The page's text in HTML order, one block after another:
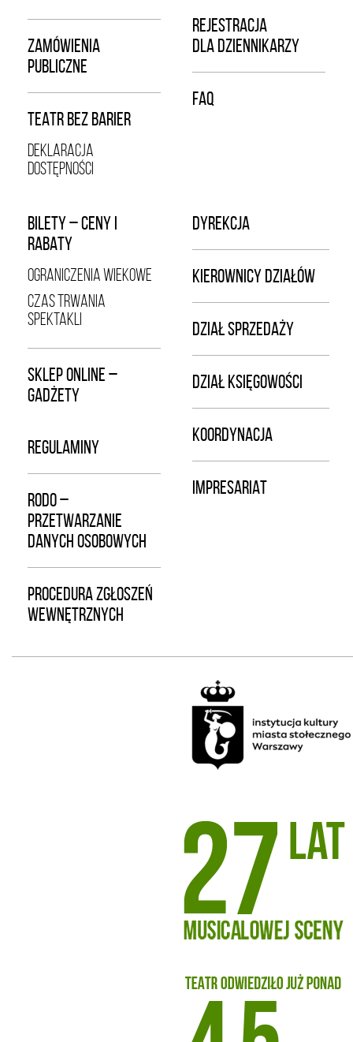
ZAMÓWIENIA
PUBLICZNE
TEATR BEZ BARIER
DEKLARACJA
DOSTĘPNOŚCI
REJESTRACJA
DLA DZIENNIKARZY
FAQ
BILETY – CENY I
RABATY
OGRANICZENIA WIEKOWE
CZAS TRWANIA
SPEKTAKLI
SKLEP ONLINE –
GADŻETY
REGULAMINY
RODO –
PRZETWARZANIE
DANYCH OSOBOWYCH
PROCEDURA ZGŁOSZEŃ
WEWNĘTRZNYCH
DYREKCJA
KIEROWNICY DZIAŁÓW
DZIAŁ SPRZEDAŻY
DZIAŁ KSIĘGOWOŚCI
KOORDYNACJA
IMPRESARIAT